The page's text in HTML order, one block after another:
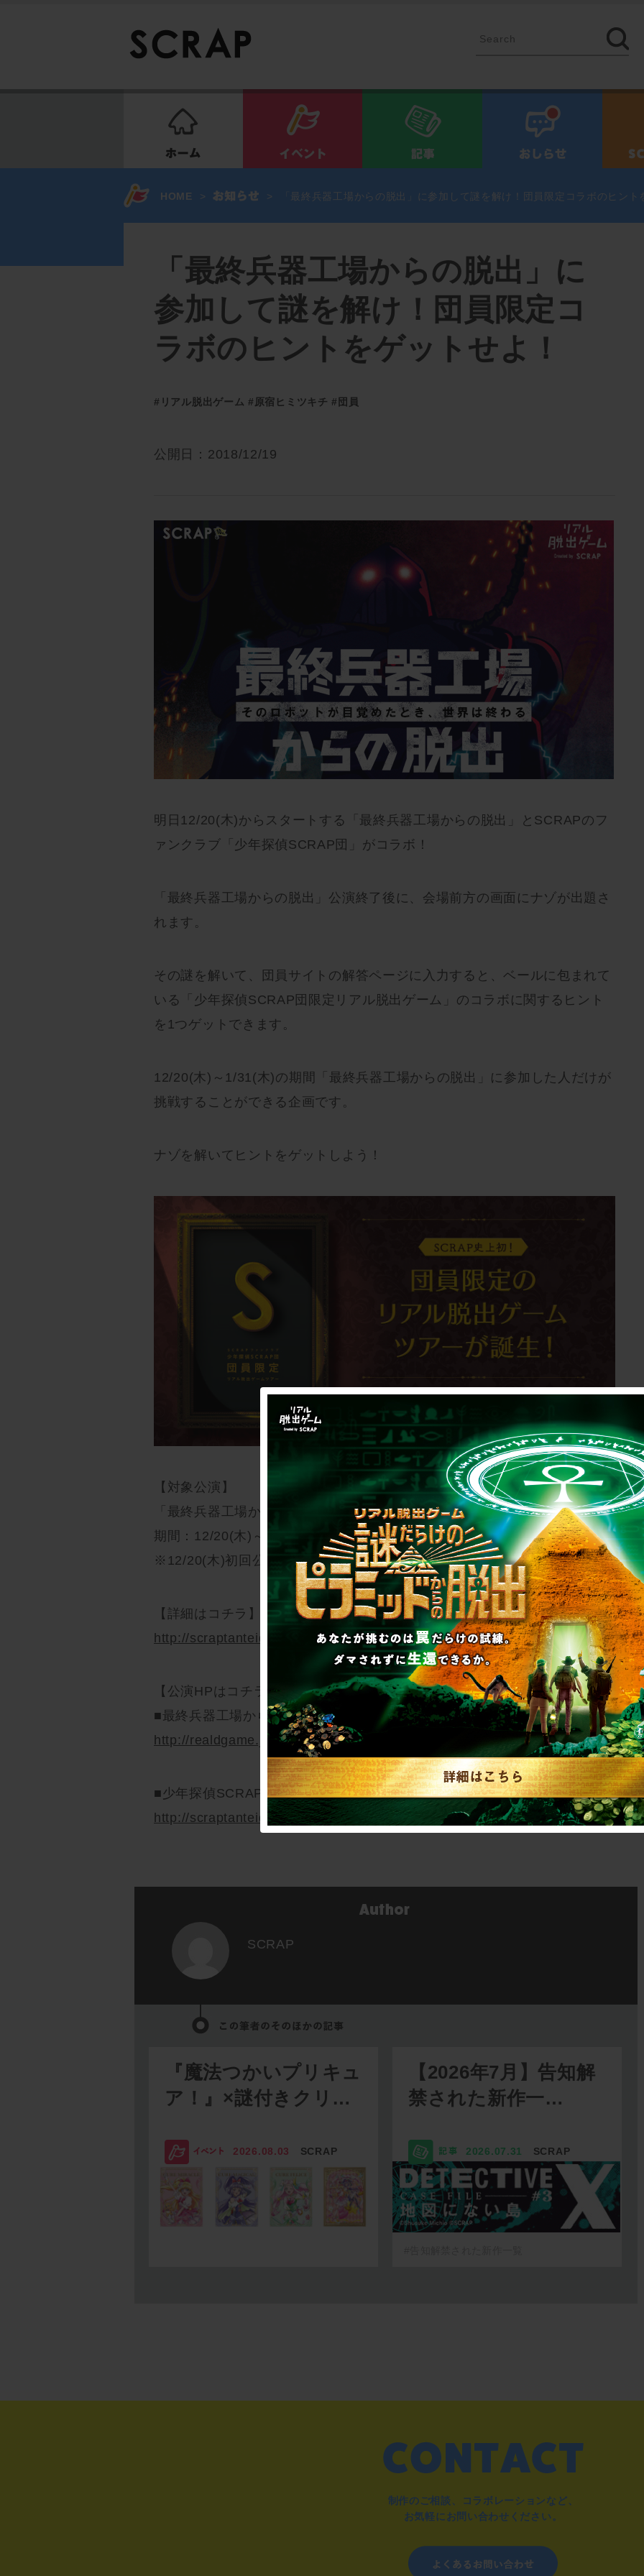
HOME > > 「最終兵器工場からの脱出」に参加して謎を解け！団員限定コラボのヒント
「最終兵器工場からの脱出」に
参加して謎を解け！団員限定コ
ラボのヒントをゲットせよ！
#リアル脱出ゲーム #原宿ヒミツキチ #団員
公開日：2018/12/19
明日12/20(木)からスタートする「最終兵器工場からの脱出」とSCRAPのフ
ァンクラブ「少年探偵SCRAP団」がコラボ！
「最終兵器工場からの脱出」公演終了後に、会場前方の画面にナゾが出題さ
れます。
その謎を解いて、団員サイトの解答ページに入力すると、ベールに包まれて
いる「少年探偵SCRAP団限定リアル脱出ゲーム」のコラボに関するヒント
を1つゲットできます。
12/20(木)～1/31(木)の期間「最終兵器工場からの脱出」に参加した人だけが
挑戦することができる企画です。
ナゾを解いてヒントをゲットしよう！
【対象公演】
「最終兵器工場からの脱出」
期間：12/20(木)～1/31(木)
※12/20(木)初回公演終了後から解答可能になります。
【詳細はコチラ】
http://scraptanteidan.com/saisyuheiki/
【公演HPはコチラ】
■最終兵器工場からの脱出
http://realdgame.jp/saisyuheiki/
■少年探偵SCRAP団限定リアル脱出ゲーム
http://scraptanteidan.com/realdgame_tour/
SCRAP
『魔法つかいプリキュ
ア！』×謎付きクリ…
2026.08.03 SCRAP
【2026年7月】告知解
禁された新作一…
2026.07.31 SCRAP
制作のご相談、コラボレーションなど、
お気軽にお問い合わせください。